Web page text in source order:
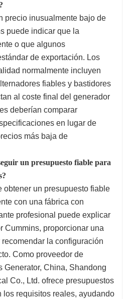
precio inusualmente bajo de
puede indicar que la
o que algunos
de exportación. Los
normalmente incluyen
fiables y bastidores
al coste final del generador
deberían comparar
en lugar de
más baja de
un presupuesto fiable para
obtener un presupuesto fiable
con una fábrica con
profesional puede explicar
Cummins, proporcionar una
recomendar la configuración
Como proveedor de
Generator, China, Shandong
Co., Ltd. ofrece presupuestos
los requisitos reales, ayudando